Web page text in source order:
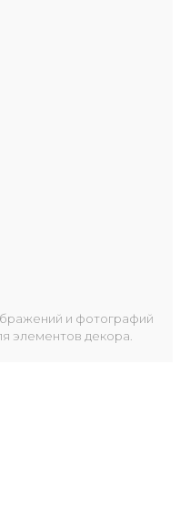
и фотографий
элементов декора.